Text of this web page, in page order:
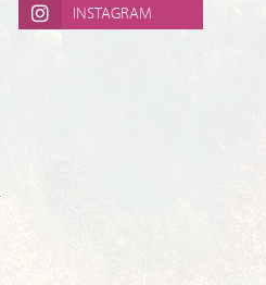
INSTAGRAM